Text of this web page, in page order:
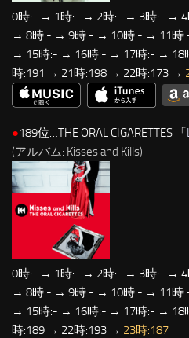
0時:- → 1時:- → 2時:- → 3時:- →
→ 8時:- → 9時:- → 10時:- → 11時
→ 15時:- → 16時:- → 17時:- → 18
時:191 → 21時:198 → 22時:173 →
●189位…THE ORAL CIGARETTES 「
(アルバム: Kisses and Kills)
0時:- → 1時:- → 2時:- → 3時:- →
→ 8時:- → 9時:- → 10時:- → 11時
→ 15時:- → 16時:- → 17時:- →
時:189 → 22時:193 → 23時:187